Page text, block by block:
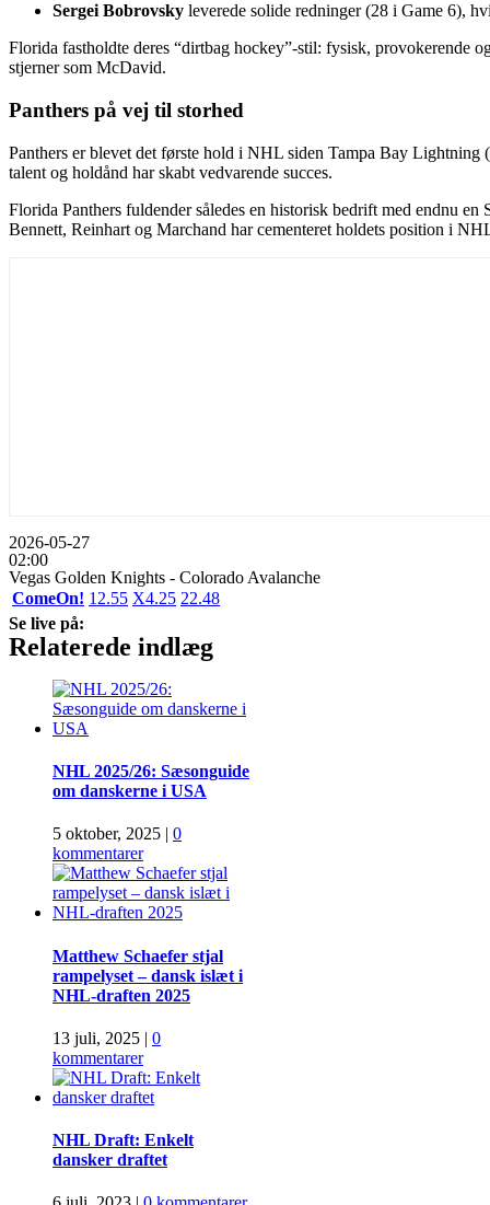
Sergei Bobrovsky leverede solide redninger (28 i Game 6),
Florida fastholdte deres “dirtbag hockey”‑stil: fysisk, provokerende
stjerner som McDavid.
Panthers på vej til storhed
Panthers er blevet det første hold i NHL siden Tampa Bay
talent og holdånd har skabt vedvarende succes.
Florida Panthers fuldender således en historisk bedrift med endnu
Bennett, Reinhart og Marchand har cementeret holdets position i
2026-05-27
02:00
Vegas Golden Knights - Colorado Avalanche
ComeOn! 1 2.55 X4.25 22.48
Se live på:
Relaterede indlæg
NHL 2025/26: Sæsonguide
om danskerne i USA
5 oktober, 2025 | 0
kommentarer
Matthew Schaefer stjal
rampelyset – dansk islæt i
NHL-draften 2025
13 juli, 2025 | 0
kommentarer
NHL Draft: Enkelt
dansker draftet